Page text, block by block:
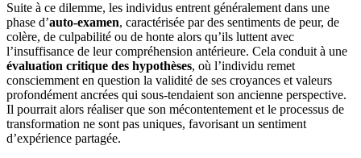
Suite à ce dilemme, les individus entrent généralement dans une
phase d’auto-examen, caractérisée par des sentiments de peur, de
colère, de culpabilité ou de honte alors qu’ils luttent avec
l’insuffisance de leur compréhension antérieure. Cela conduit à une
évaluation critique des hypothèses, où l’individu remet
consciemment en question la validité de ses croyances et valeurs
profondément ancrées qui sous-tendaient son ancienne perspective.
Il pourrait alors réaliser que son mécontentement et le processus de
transformation ne sont pas uniques, favorisant un sentiment
d’expérience partagée.